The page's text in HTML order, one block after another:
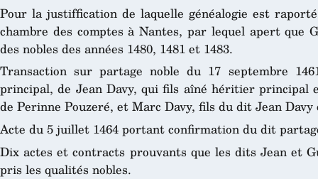
Pour la justiffication de laquelle généalogie est
chambre des comptes à Nantes, par lequel apert que
des nobles des années 1480, 1481 et 1483.
Transaction sur partage noble du 17 septembre
principal, de Jean Davy, qui fils aîné héritier principal
de Perinne Pouzeré, et Marc Davy, fils du dit Jean
Acte du 5 juillet 1464 portant confirmation du dit
Dix actes et contracts prouvants que les dits Jean et
pris les qualités nobles.